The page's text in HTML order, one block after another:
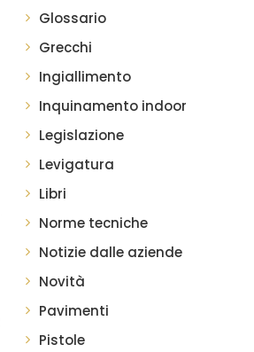
Glossario
Grecchi
Ingiallimento
Inquinamento indoor
Legislazione
Levigatura
Libri
Norme tecniche
Notizie dalle aziende
Novità
Pavimenti
Pistole